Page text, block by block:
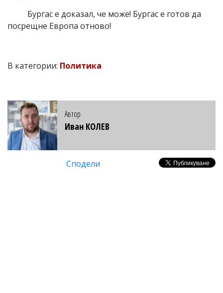
Бургас е доказал, че може! Бургас е готов да
посрещне Европа отново!
В категории: Политика
Автор
Иван КОЛЕВ
Сподели